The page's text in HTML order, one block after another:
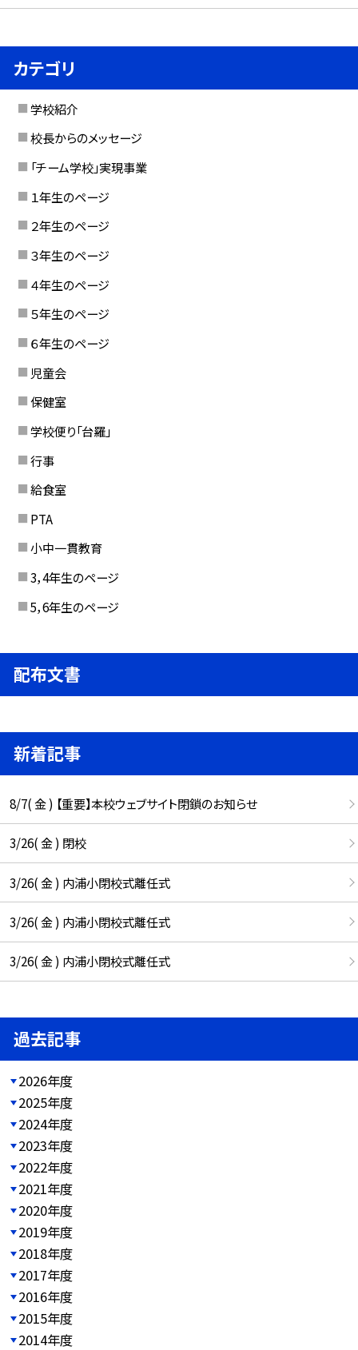
カテゴリ
学校紹介
校長からのメッセージ
「チーム学校」実現事業
１年生のページ
２年生のページ
３年生のページ
４年生のページ
５年生のページ
６年生のページ
児童会
保健室
学校便り「台羅」
行事
給食室
PTA
小中一貫教育
3，4年生のページ
5，6年生のページ
配布文書
新着記事
8/7( 金 ) 【重要】本校ウェブサイト閉鎖のお知らせ
3/26( 金 ) 閉校
3/26( 金 ) 内浦小閉校式離任式
3/26( 金 ) 内浦小閉校式離任式
3/26( 金 ) 内浦小閉校式離任式
過去記事
2026年度
2025年度
2024年度
2023年度
2022年度
2021年度
2020年度
2019年度
2018年度
2017年度
2016年度
2015年度
2014年度